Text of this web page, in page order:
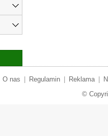
O nas Regulamin Reklama
©